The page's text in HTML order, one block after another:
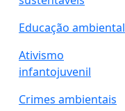
Educação ambiental
Ativismo
infantojuvenil
Crimes ambientais